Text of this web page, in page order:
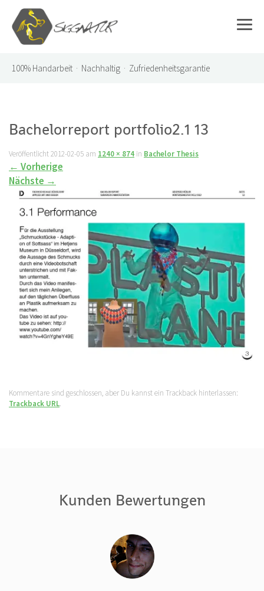
100% Handarbeit · Nachhaltig · Zufriedenheitsgarantie
Bachelorreport portfolio2.1 13
Veröffentlicht2012-02-05 am 1240 × 874 in Bachelor Thesis
← Vorherige
Nächste →
Kommentare sind geschlossen, aber Du kannst ein Trackback hinterlassen:
Trackback URL.
Kunden Bewertungen